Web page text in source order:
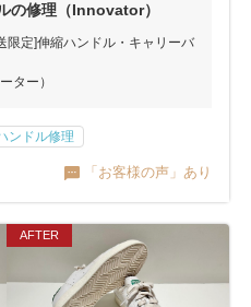
の修理（Innovator）
限定]伸縮ハンドル・キャリーバ
ター）
ンドル修理
「お客様の声」あり